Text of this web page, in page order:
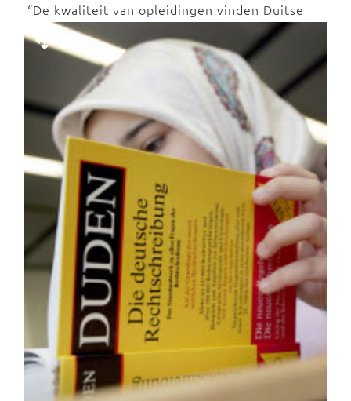
“De kwaliteit van opleidingen vinden Duitse